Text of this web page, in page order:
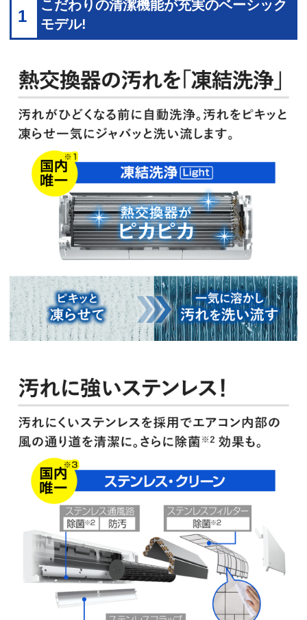
1
こだわりの清潔機能が充実のベーシック
モデル!